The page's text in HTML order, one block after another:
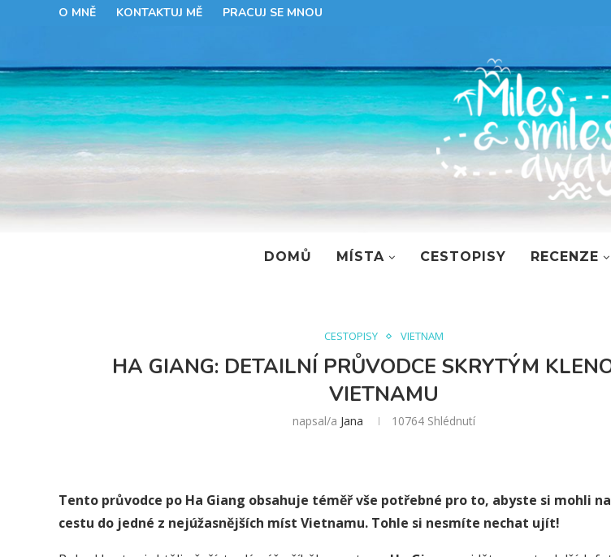
O MNĚ KONTAKTUJ MĚ PRACUJ SE MNOU
DOMŮ MÍSTA CESTOPISY RECENZE
CESTOPISY VIETNAM
HA GIANG: DETAILNÍ PRŮVODCE SKRYTÝM
VIETNAMU
napsal/a Jana 10764 Shlédnutí
Tento průvodce po Ha Giang obsahuje téměř vše potřebné pro to, abyste si mohli
cestu do jedné z nejúžasnějších míst Vietnamu. Tohle si nesmíte nechat ujít!